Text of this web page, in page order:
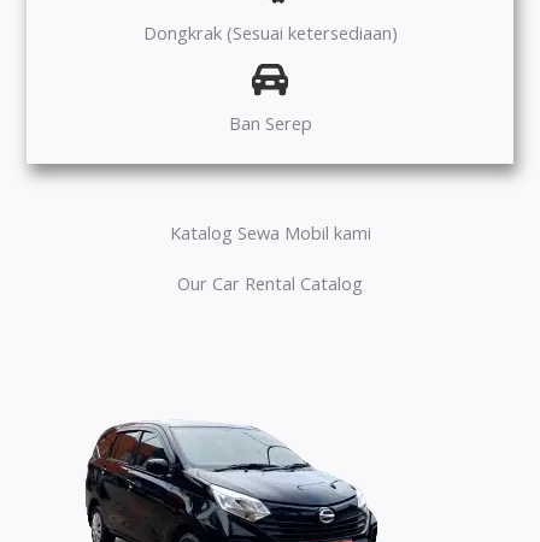
Dongkrak (Sesuai ketersediaan)
Ban Serep
Katalog Sewa Mobil kami
Our Car Rental Catalog